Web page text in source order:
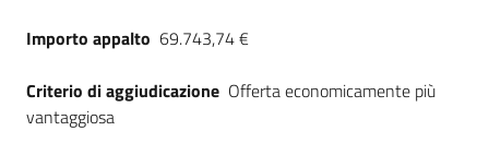
Importo appalto 69.743,74 €
Criterio di aggiudicazione Offerta economicamente più
vantaggiosa